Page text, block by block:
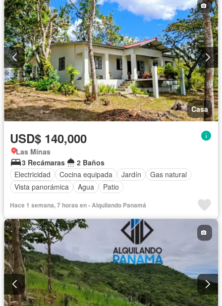
Casa
USD$ 140,000
Las Minas
3 Recámaras
2 Baños
Electricidad
Cocina equipada Jardín
Gas natural
Vista panorámica
Agua Patio
Hace 1 semana, 7 horas en - Alquilando Panamá